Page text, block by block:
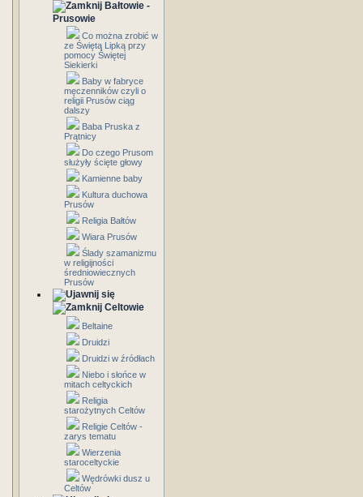
Bałtowie -
Prusowie
Co można zrobić w
ze Świętą Lipką przy
pomocy Świętej
Siekierki
Baby w fabryce
męczenników czyli o
religii Prusów ciąg
dalszy
Baba Pruska z
Prątnicy
Do czego Prusom
służyły ścięte głowy
Kamienne baby
Kultura duchowa
Prusów
Religia Bałtów
Wiara Prusów
Ślady szamanizmu
w religijności
średniowiecznych
Prusów
Celtowie
Beltaine
Druidzi
Druidzi w źródłach
Niebo i słońce w
mitach celtyckich
Religia
starożytnych Celtów
Religie Celtów -
zarys tematu
Wierzenia
staroceltyckie
Wędrówki dusz u
Celtów